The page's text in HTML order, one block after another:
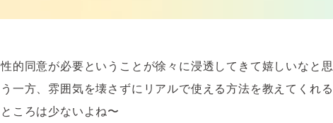
性的同意が必要ということが徐々に浸透してきて嬉しいなと思
う一方、雰囲気を壊さずにリアルで使える方法を教えてくれる
ところは少ないよね〜